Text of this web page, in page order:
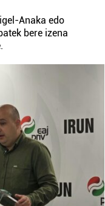
Anaka edo
bere izena